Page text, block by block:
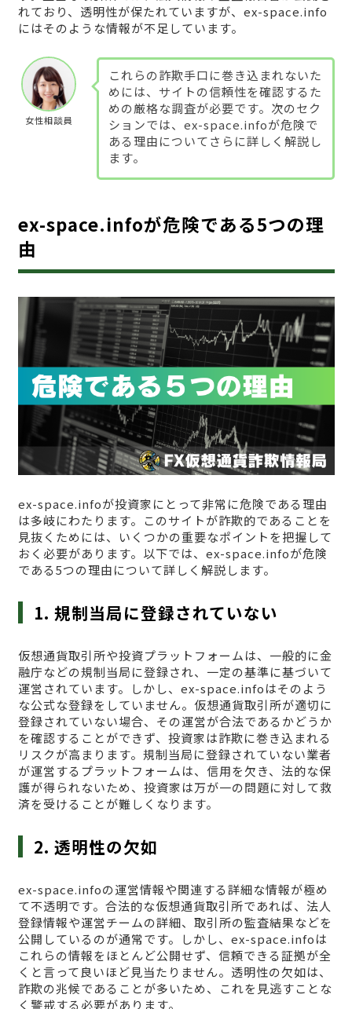
れており、透明性が保たれていますが、ex-space.info
にはそのような情報が不足しています。
女性相談員
これらの詐欺手口に巻き込まれないた
めには、サイトの信頼性を確認するた
めの厳格な調査が必要です。次のセク
ションでは、ex-space.infoが危険で
ある理由についてさらに詳しく解説し
ます。
ex-space.infoが危険である5つの理
由
ex-space.infoが投資家にとって非常に危険である理由
は多岐にわたります。このサイトが詐欺的であることを
見抜くためには、いくつかの重要なポイントを把握して
おく必要があります。以下では、ex-space.infoが危険
である5つの理由について詳しく解説します。
1. 規制当局に登録されていない
仮想通貨取引所や投資プラットフォームは、一般的に金
融庁などの規制当局に登録され、一定の基準に基づいて
運営されています。しかし、ex-space.infoはそのよう
な公式な登録をしていません。仮想通貨取引所が適切に
登録されていない場合、その運営が合法であるかどうか
を確認することができず、投資家は詐欺に巻き込まれる
リスクが高まります。規制当局に登録されていない業者
が運営するプラットフォームは、信用を欠き、法的な保
護が得られないため、投資家は万が一の問題に対して救
済を受けることが難しくなります。
2. 透明性の欠如
ex-space.infoの運営情報や関連する詳細な情報が極め
て不透明です。合法的な仮想通貨取引所であれば、法人
登録情報や運営チームの詳細、取引所の監査結果などを
公開しているのが通常です。しかし、ex-space.infoは
これらの情報をほとんど公開せず、信頼できる証拠が全
くと言って良いほど見当たりません。透明性の欠如は、
詐欺の兆候であることが多いため、これを見逃すことな
く警戒する必要があります。